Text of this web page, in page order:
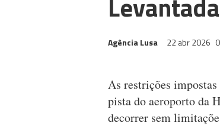
Agência Lusa 22 abr 2026
As restrições
pista do aeroporto da
decorrer sem